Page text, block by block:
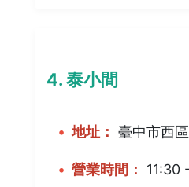
4. 泰小間
地址： 臺中市西
營業時間：
11:30